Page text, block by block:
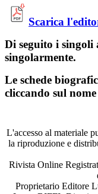
Scarica
Di seguito i
singolarmente.
Le schede
cliccando sul nome
L'accesso al materiale
la riproduzione e
Rivista Online
Proprietario Editore